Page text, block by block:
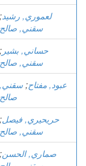
لعموري, رشيد;
سقني, صالح
حساني, بشير ;
سقني, صالح
عبود, مفتاح; سقني,
صالح
حريحيري, فيصل;
سقني, صالح
صماري, الحسن;